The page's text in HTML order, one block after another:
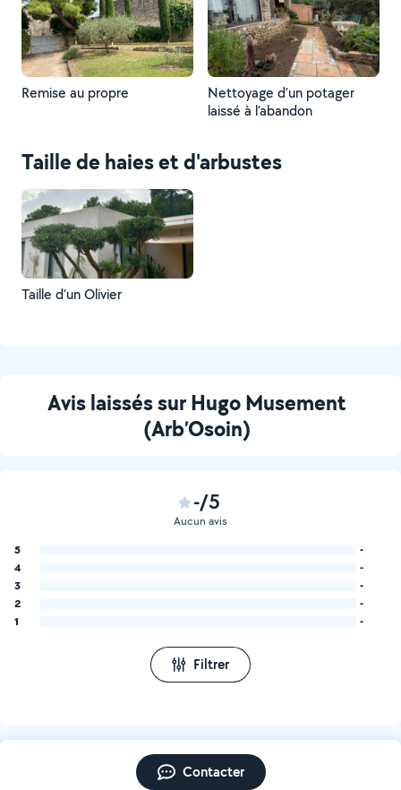
Remise au propre
Nettoyage d’un potager
laissé à l’abandon
Taille de haies et d'arbustes
Taille d’un Olivier
Avis laissés sur Hugo Musement
(Arb’Osoin)
-/5
Aucun avis
5
-
4
-
3
-
2
-
1
-
Filtrer
Contacter